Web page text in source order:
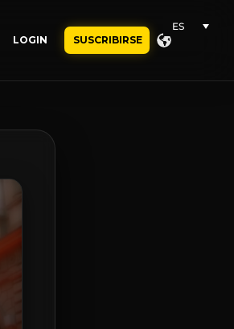
LOGIN SUSCRIBIRSE
ES